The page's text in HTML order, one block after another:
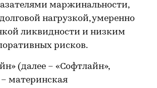
маржинальности,
нагрузкой, умеренно
ликвидности и низким
рисков.
(далее – «Софтлайн»,
материнская